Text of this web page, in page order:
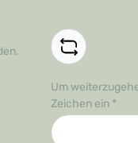
Um
Zeichen ein *